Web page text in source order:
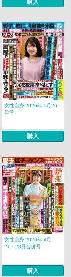
購入
女性自身 2026年 5月26
日号
購入
女性自身 2026年 4月
21・28日合併号
購入